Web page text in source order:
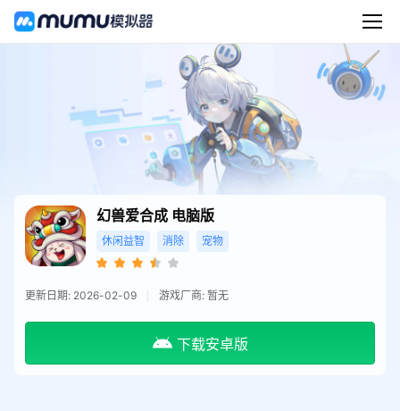
幻兽爱合成 电脑版
休闲益智 消除 宠物
更新日期: 2026-02-09 游戏厂商: 暂无
下载安卓版